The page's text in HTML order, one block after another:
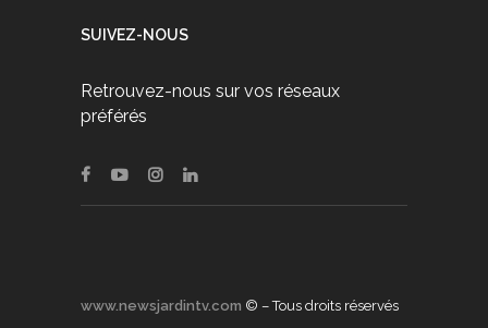
SUIVEZ-NOUS
Retrouvez-nous sur vos réseaux
préférés
www.newsjardintv.com © – Tous droits réservés